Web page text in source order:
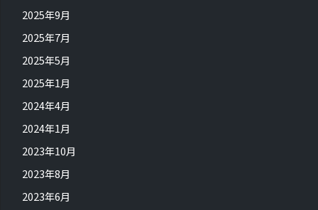
2025年9月
2025年7月
2025年5月
2025年1月
2024年4月
2024年1月
2023年10月
2023年8月
2023年6月